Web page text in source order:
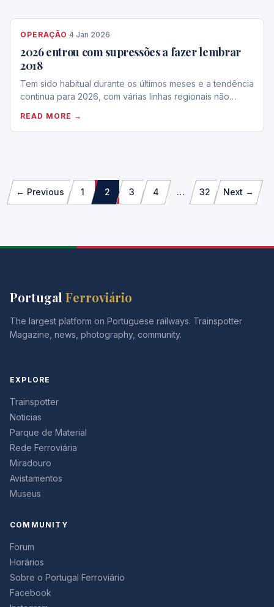
OPERAÇÃO ·4 Jan 2026
2026 entrou com supressões a fazer lembrar
2018
Tem sido habitual durante os últimos meses e a tendência
continua para 2026, com várias linhas regionais não…
READ MORE →
Paginação
dos
← Previous 1 2 3 4 … 32 Next →
Portugal Ferroviário
The largest platform on Portuguese railways. Trainspotter
Magazine, news, photography, community.
EXPLORE
Trainspotter
Noticias
Parque de Material
Rede Ferroviária
Miradouro
Avistamentos
Museus
COMMUNITY
Forum
Horários
Sobre o Portugal Ferroviário
Facebook